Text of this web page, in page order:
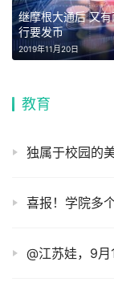
继摩根大通后 又
行要发币
2019年11月20日
教育
独属于校园的